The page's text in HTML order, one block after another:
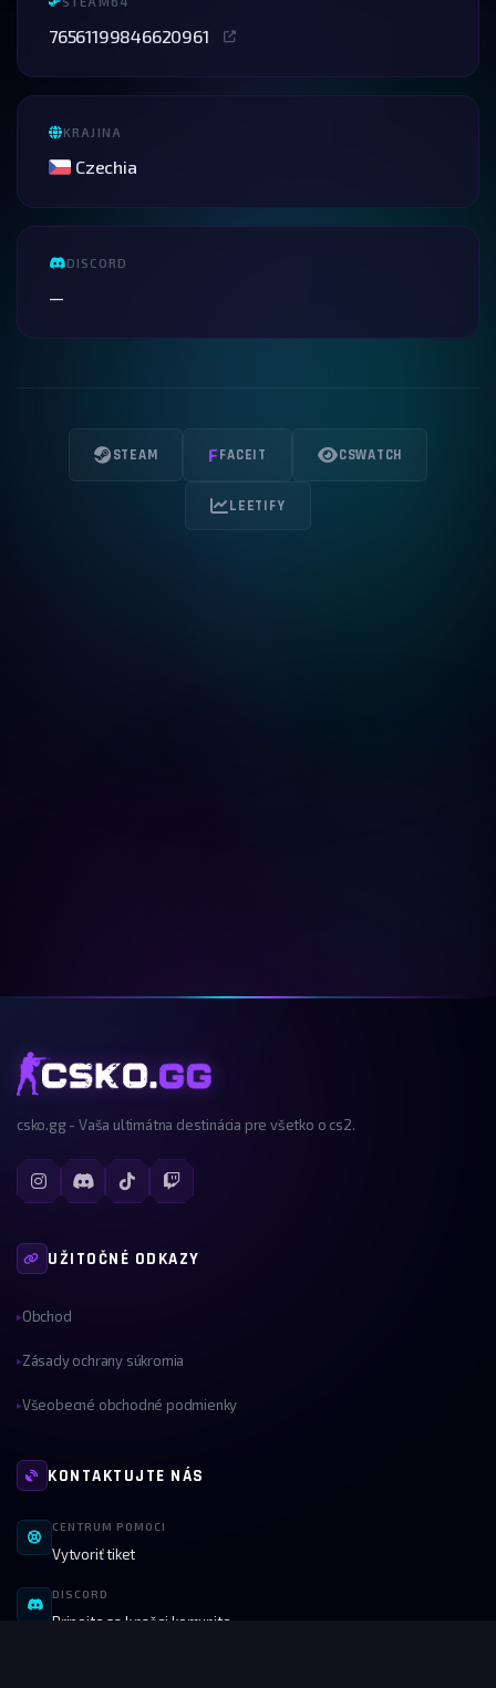
76561199846620961
KRAJINA
Czechia
DISCORD
—
STEAM FFACEIT CSWATCH
LEETIFY
csko.gg - Vaša ultimátna destinácia pre všetko o cs2.
UŽITOČNÉ ODKAZY
▸Obchod
▸Zásady ochrany súkromia
▸Všeobecné obchodné podmienky
KONTAKTUJTE NÁS
CENTRUM POMOCI
Vytvoriť tiket
DISCORD
Pripojte sa k našej komunite